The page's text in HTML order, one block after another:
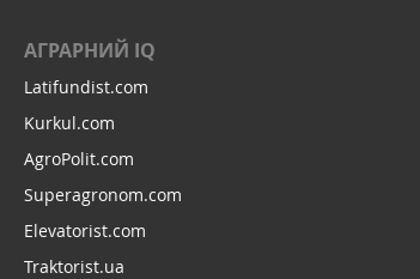
АГРАРНИЙ IQ
Latifundist.com
Kurkul.com
AgroPolit.com
Superagronom.com
Elevatorist.com
Traktorist.ua